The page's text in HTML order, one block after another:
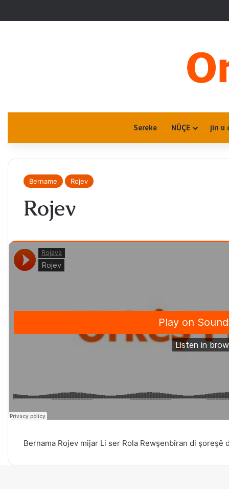
Sereke NÛÇE jin u
Bername Rojev
Rojev
Bernama Rojev mijar Li ser Rola Rewşenbîran di şoreşê